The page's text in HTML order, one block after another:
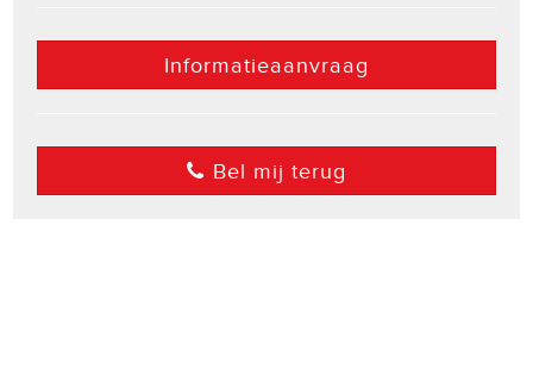
Informatieaanvraag
Bel mij terug